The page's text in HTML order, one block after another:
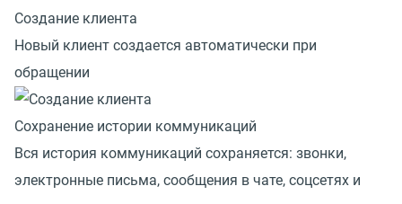
Создание клиента
Новый клиент создается автоматически при
обращении
Сохранение истории коммуникаций
Вся история коммуникаций сохраняется: звонки,
электронные письма, сообщения в чате, соцсетях и